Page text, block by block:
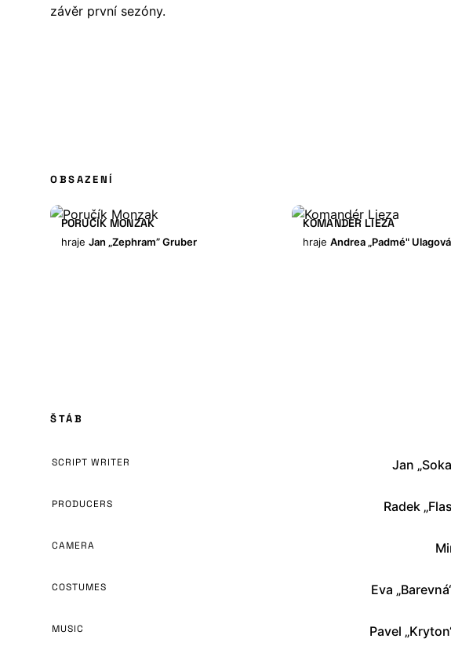
závěr první sezóny.
OBSAZENÍ
PORUČÍK MONZAK
hraje Jan „Zephram” Gruber
KOMANDÉR LIEZA
hraje Andrea „Padmé" Ulagová
ŠTÁB
SCRIPT WRITER Jan
PRODUCERS Radek
CAMERA
COSTUMES Eva
MUSIC Pavel